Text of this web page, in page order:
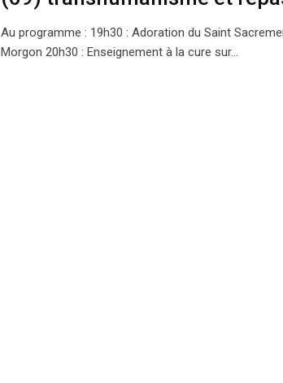
Au programme : 19h30 : Adoration du Saint
Morgon 20h30 : Enseignement à la cure sur…